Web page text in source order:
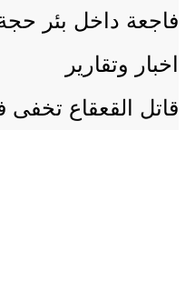
فاجعة داخل بئر حجة..
اخبار وتقارير
قاتل القعقاع